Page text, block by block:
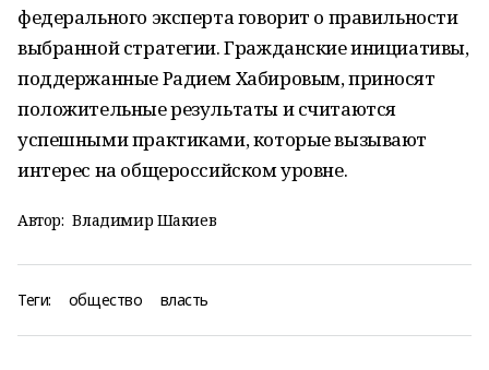
федерального эксперта говорит о правильности
выбранной стратегии. Гражданские инициативы,
поддержанные Радием Хабировым, приносят
положительные результаты и считаются
успешными практиками, которые вызывают
интерес на общероссийском уровне.
Автор: Владимир Шакиев
Теги: общество власть